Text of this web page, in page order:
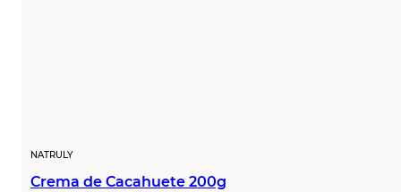
NATRULY
Crema de Cacahuete 200g